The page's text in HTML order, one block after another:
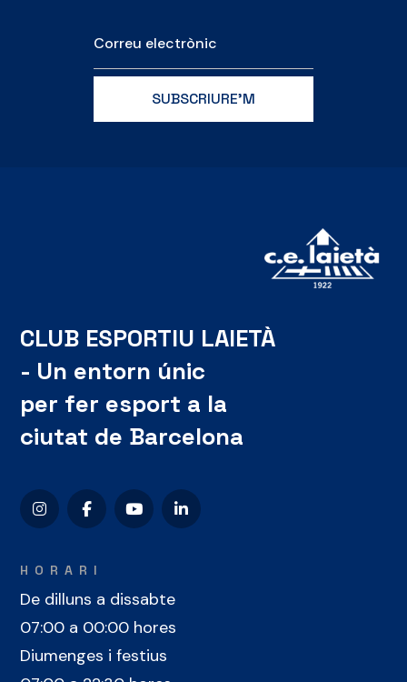
CLUB ESPORTIU LAIETÀ
- Un entorn únic
per fer esport a la
ciutat de Barcelona
HORARI
De dilluns a dissabte
07:00 a 00:00 hores
Diumenges i festius